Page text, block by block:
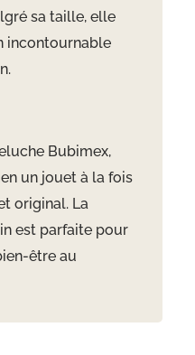
sa taille, elle
incontournable
Bubimex,
un jouet à la fois
original. La
est parfaite pour
être au